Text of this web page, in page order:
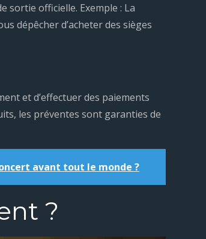
sortie officielle. Exemple : La
dépêcher d’acheter des sièges
et d’effectuer des paiements
les préventes sont garanties de
avant tout le monde ?
?